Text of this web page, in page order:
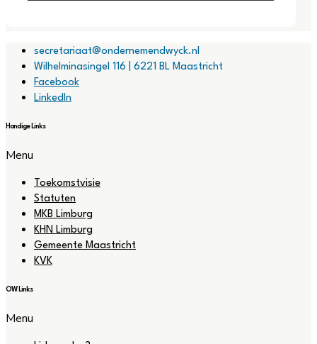
secretariaat@ondernemendwyck.nl
Wilhelminasingel 116 | 6221 BL Maastricht
Facebook
LinkedIn
Handige Links
Menu
Toekomstvisie
Statuten
MKB Limburg
KHN Limburg
Gemeente Maastricht
KVK
OW Links
Menu